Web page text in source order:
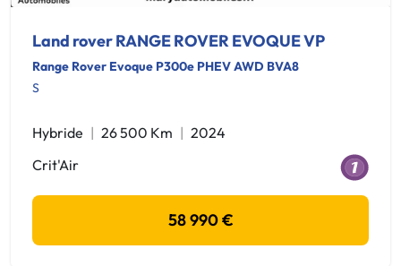
Land rover RANGE ROVER EVOQUE VP
Range Rover Evoque P300e PHEV AWD BVA8
S
Hybride 26 500 Km
2024
Crit'Air
58 990 €